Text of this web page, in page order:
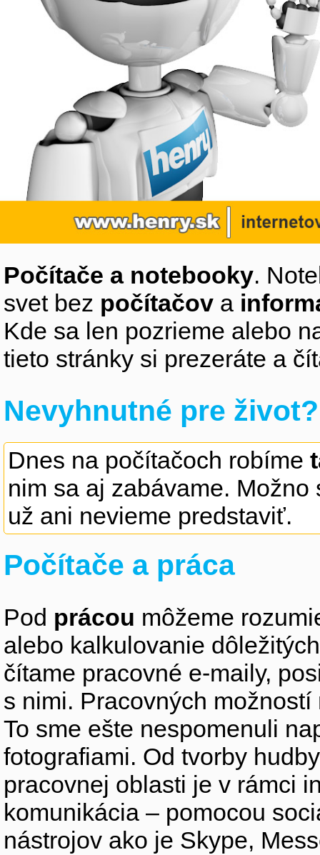
Počítače a notebooky.
svet bez počítačov a
Kde sa len pozrieme alebo
tieto stránky si prezeráte a
Nevyhnutné pre život?
Dnes na počítačoch robíme
nim sa aj zabávame.
už ani nevieme predstaviť.
Počítače a práca
Pod prácou môžeme
alebo kalkulovanie
čítame pracovné e-maily,
s nimi. Pracovných
To sme ešte nespomenuli
fotografiami. Od tvorby
pracovnej oblasti je v rámci
komunikácia – pomocou
nástrojov ako je Skype,